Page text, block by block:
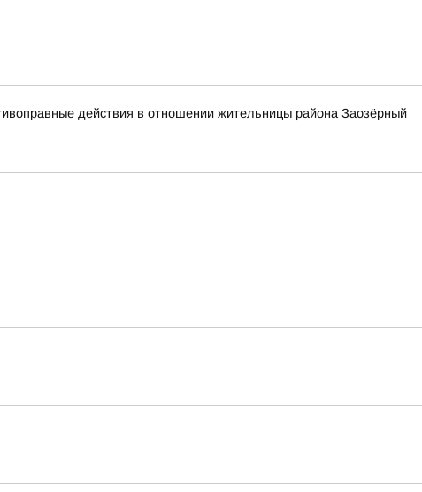
действия в отношении жительницы района Заозёрный